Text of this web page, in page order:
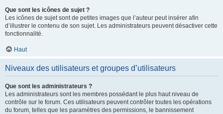
Que sont les icônes de sujet ?
Les icônes de sujet sont de petites images que l’auteur peut insérer afin
d’illustrer le contenu de son sujet. Les administrateurs peuvent désactiver cette
fonctionnalité.
Haut
Niveaux des utilisateurs et groupes d’utilisateurs
Que sont les administrateurs ?
Les administrateurs sont les membres possédant le plus haut niveau de
contrôle sur le forum. Ces utilisateurs peuvent contrôler toutes les opérations
du forum, telles que les paramètres des permissions, le bannissement